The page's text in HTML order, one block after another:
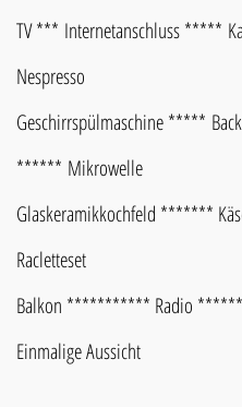
TV *** Internetanschluss *****
Nespresso
Geschirrspülmaschine *****
****** Mikrowelle
Glaskeramikkochfeld *******
Racletteset
Balkon *********** Radio
Einmalige Aussicht